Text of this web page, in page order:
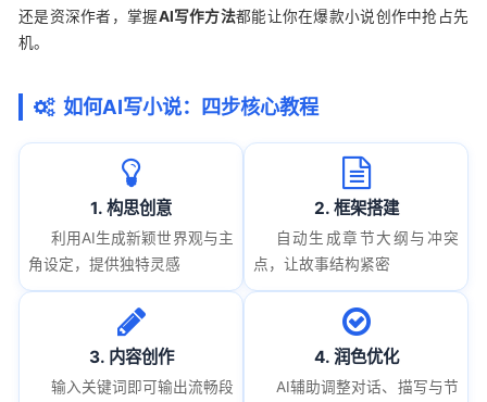
还是资深作者，掌握AI写作方法都能让你在爆款小说创作中抢占先
机。
如何AI写小说：四步核心教程
1. 构思创意
利用AI生成新颖世界观与主
角设定，提供独特灵感
2. 框架搭建
自动生成章节大纲与冲突
点，让故事结构紧密
3. 内容创作
输入关键词即可输出流畅段
4. 润色优化
AI辅助调整对话、描写与节